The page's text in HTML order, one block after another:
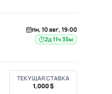
пн, 10 авг, 19:00
2д 11ч 35м
ТЕКУЩАЯ СТАВКА
1,000 $